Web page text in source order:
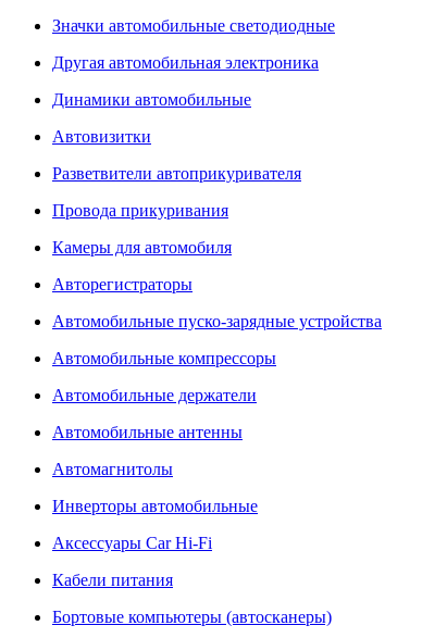
Значки автомобильные светодиодные
Другая автомобильная электроника
Динамики автомобильные
Автовизитки
Разветвители автоприкуривателя
Провода прикуривания
Камеры для автомобиля
Авторегистраторы
Автомобильные пуско-зарядные устройства
Автомобильные компрессоры
Автомобильные держатели
Автомобильные антенны
Автомагнитолы
Инверторы автомобильные
Аксессуары Car Hi-Fi
Кабели питания
Бортовые компьютеры (автосканеры)